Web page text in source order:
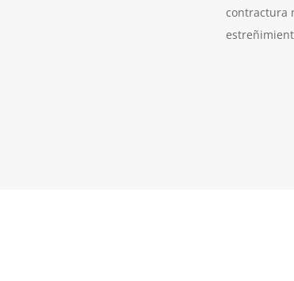
contractura